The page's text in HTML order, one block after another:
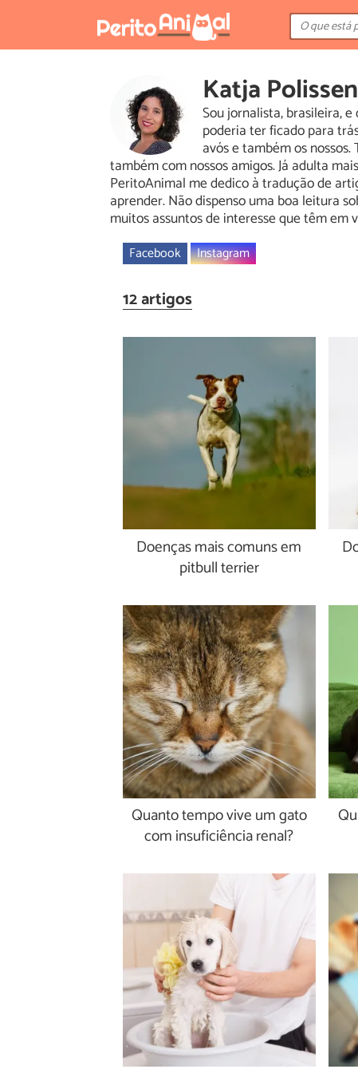
Katja
Sou jornalista, brasileira,
poderia ter ficado para
avós e também os
também com nossos amigos. Já adulta
PeritoAnimal me dedico à tradução de
aprender. Não dispenso uma boa leitura
muitos assuntos de interesse que têm em
Facebook Instagram
12 artigos
Doenças mais comuns em
pitbull terrier
Quanto tempo vive um gato
com insuficiência renal?